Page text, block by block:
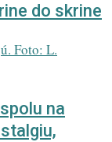
do skrine
na